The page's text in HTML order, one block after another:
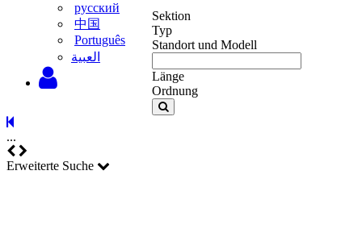
русский
中国
Português
‫العبية
Sektion
Typ
Standort und Modell
Länge
Ordnung
...
Erweiterte Suche